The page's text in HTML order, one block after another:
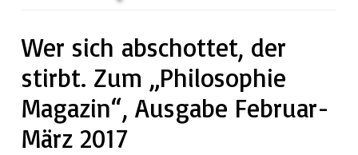
Wer sich abschottet, der
stirbt. Zum „Philosophie
Magazin“, Ausgabe Februar-
März 2017